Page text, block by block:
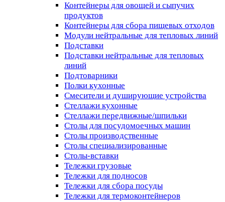
Контейнеры для овощей и сыпучих
продуктов
Контейнеры для сбора пищевых отходов
Модули нейтральные для тепловых линий
Подставки
Подставки нейтральные для тепловых
линий
Подтоварники
Полки кухонные
Смесители и душирующие устройства
Стеллажи кухонные
Стеллажи передвижные/шпильки
Столы для посудомоечных машин
Столы производственные
Столы специализированные
Столы-вставки
Тележки грузовые
Тележки для подносов
Тележки для сбора посуды
Тележки для термоконтейнеров